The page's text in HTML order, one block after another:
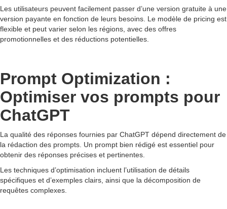
Les utilisateurs peuvent facilement passer d’une version gratuite à une
version payante en fonction de leurs besoins. Le modèle de pricing est
flexible et peut varier selon les régions, avec des offres
promotionnelles et des réductions potentielles.
Prompt Optimization :
Optimiser vos prompts pour
ChatGPT
La qualité des réponses fournies par ChatGPT dépend directement de
la rédaction des prompts. Un prompt bien rédigé est essentiel pour
obtenir des réponses précises et pertinentes.
Les techniques d’optimisation incluent l’utilisation de détails
spécifiques et d’exemples clairs, ainsi que la décomposition de
requêtes complexes.